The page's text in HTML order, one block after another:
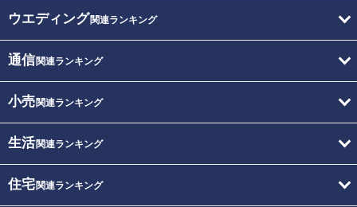
ウエディング関連ランキング
通信関連ランキング
小売関連ランキング
生活関連ランキング
住宅関連ランキング